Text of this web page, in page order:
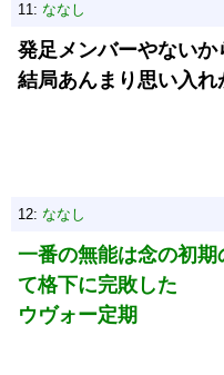
11: ななし
発足メンバーやないか
結局あんまり思い入
12: ななし
一番の無能は念の初
て格下に完敗した
ウヴォー定期